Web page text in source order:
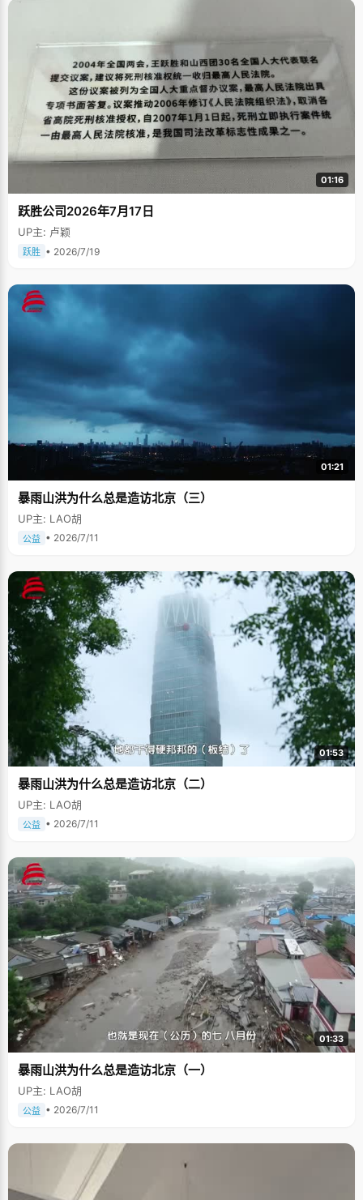
01:16
跃胜公司2026年7月17日
UP主: 卢颖
跃胜 • 2026/7/19
01:21
暴雨山洪为什么总是造访北京（三）
UP主: LAO胡
公益 • 2026/7/11
01:53
暴雨山洪为什么总是造访北京（二）
UP主: LAO胡
公益 • 2026/7/11
01:33
暴雨山洪为什么总是造访北京（一）
UP主: LAO胡
公益 • 2026/7/11